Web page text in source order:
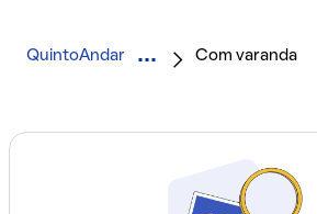
QuintoAndar Com varanda